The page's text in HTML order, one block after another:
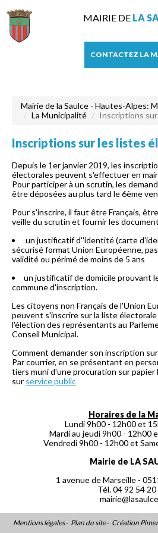
MAIRIE DE LA
CONTACTEZ LA
Mairie de la Saulce - Hautes-Alpes:
La Municipalité
Inscriptions
Inscriptions sur les listes
Depuis le 1er janvier 2019, les
électorales peuvent s'effectuer en
Pour participer à un scrutin, les
être déposées au plus tard le 6ème
Pour s'inscrire, il faut être Français,
veille du scrutin et fournir les
un justificatif d''identité (carte
sécurisé format Union Européenne,
validité ou périmé de moins de 5 ans
un justificatif de domicile prouvant
commune d'inscription.
Les citoyens non Français de l'Union
peuvent s'inscrire sur la liste
l'élection des représentants au
Conseil Municipal.
Comment demander son inscription
Par courrier, en se présentant en
tiers muni d'une procuration sur papier
sur service public
Horaires de la
Lundi 9h00 - 12h00 et
Mardi au jeudi 9h00 - 12h00
Vendredi 9h00 - 12h00 et
Mairie de LA
1 avenue de Marseille -
Tél. 04 92 54 20
Mentions légales- Plan du site- Création